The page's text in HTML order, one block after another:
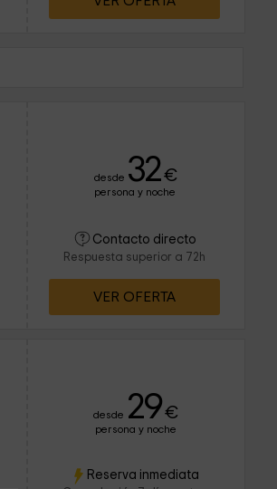
desde 32€
persona y noche
Contacto directo
Respuesta superior a 72h
VER OFERTA
desde 29€
persona y noche
Reserva inmediata